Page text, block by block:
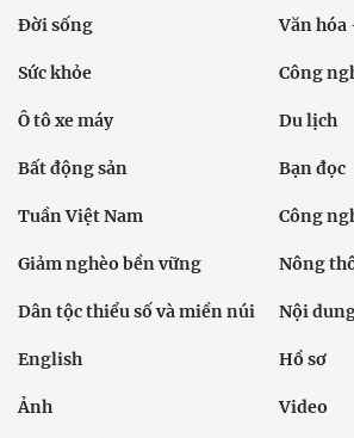
Đời sống Văn
Sức khỏe Công
Ô tô xe máy Du lịch
Bất động sản Bạn đọc
Tuần Việt Nam Công
Giảm nghèo bền vững Nông
Dân tộc thiểu số và miền núi Nội
English Hồ sơ
Ảnh Video